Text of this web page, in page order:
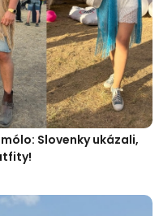
mólo: Slovenky ukázali,